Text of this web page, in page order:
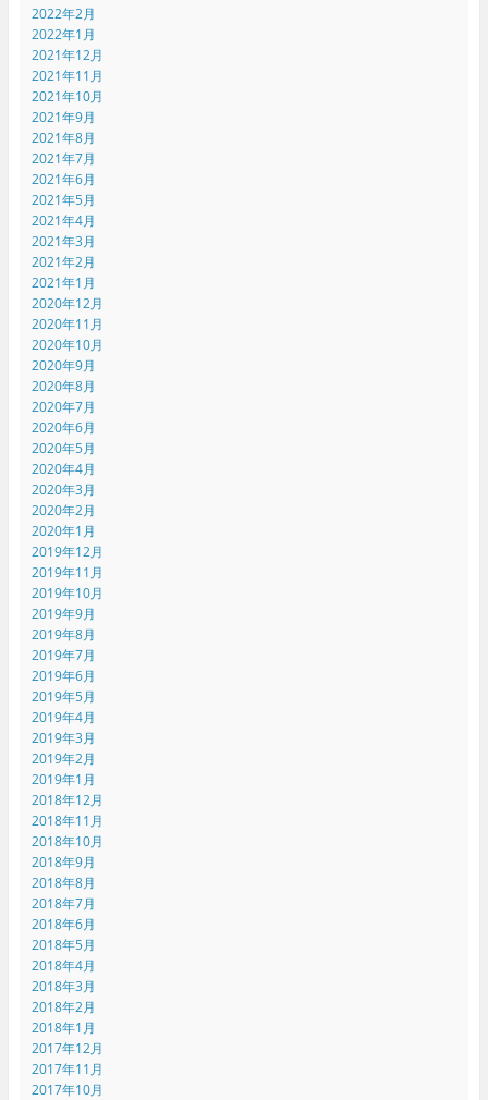
2022年2月
2022年1月
2021年12月
2021年11月
2021年10月
2021年9月
2021年8月
2021年7月
2021年6月
2021年5月
2021年4月
2021年3月
2021年2月
2021年1月
2020年12月
2020年11月
2020年10月
2020年9月
2020年8月
2020年7月
2020年6月
2020年5月
2020年4月
2020年3月
2020年2月
2020年1月
2019年12月
2019年11月
2019年10月
2019年9月
2019年8月
2019年7月
2019年6月
2019年5月
2019年4月
2019年3月
2019年2月
2019年1月
2018年12月
2018年11月
2018年10月
2018年9月
2018年8月
2018年7月
2018年6月
2018年5月
2018年4月
2018年3月
2018年2月
2018年1月
2017年12月
2017年11月
2017年10月